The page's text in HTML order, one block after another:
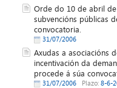
Orde do 10 de abril
subvencións públicas
convocatoria.
31/07/2006
Axudas a asociacións
incentivación da
procede á súa
31/07/2006 Plazo: 8-6-